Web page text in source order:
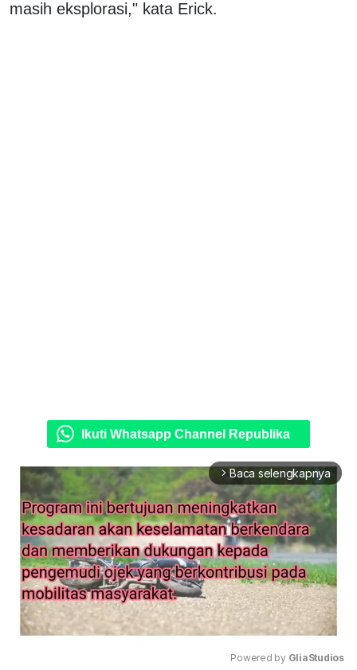
masih eksplorasi," kata Erick.
Ikuti Whatsapp Channel Republika
arrow_forward_ios Baca selengkapnya
Powered by GliaStudios